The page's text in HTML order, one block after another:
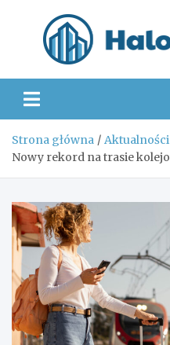
Strona główna
Aktualności
Nowy rekord na trasie